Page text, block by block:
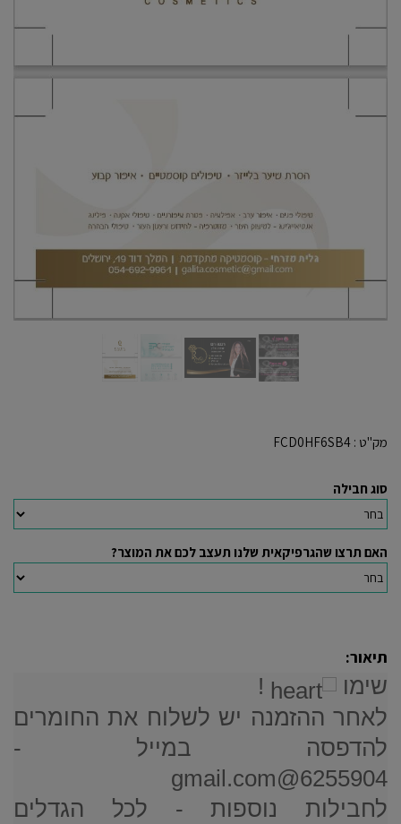
מק"ט : FCD0HF6SB4
סוג חבילה
האם תרצו שהגרפיקאית שלנו תעצב לכם את המוצר?
תיאור:
שימו
!
לאחר ההזמנה יש לשלוח את החומרים
להדפסה במייל -
6255904@gmail.com
לחבילות נוספות - לכל הגדלים